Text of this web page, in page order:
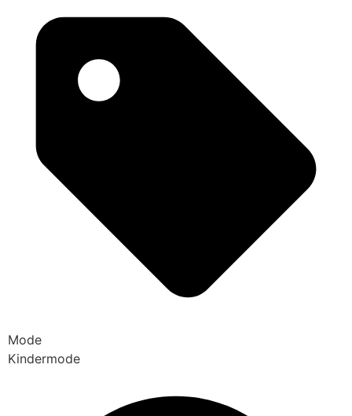
Mode
Kindermode